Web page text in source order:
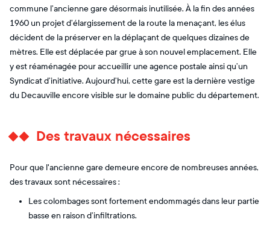
commune l’ancienne gare désormais inutilisée. À la fin des années
1960 un projet d’élargissement de la route la menaçant, les élus
décident de la préserver en la déplaçant de quelques dizaines de
mètres. Elle est déplacée par grue à son nouvel emplacement. Elle
y est réaménagée pour accueillir une agence postale ainsi qu’un
Syndicat d’initiative. Aujourd’hui, cette gare est la dernière vestige
du Decauville encore visible sur le domaine public du département.
Des travaux nécessaires
Pour que l'ancienne gare demeure encore de nombreuses années,
des travaux sont nécessaires :
Les colombages sont fortement endommagés dans leur partie
basse en raison d’infiltrations.